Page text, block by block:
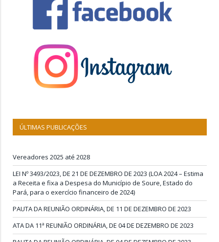
ÚLTIMAS PUBLICAÇÕES
Vereadores 2025 até 2028
LEI Nº 3493/2023, DE 21 DE DEZEMBRO DE 2023 (LOA 2024 – Estima
a Receita e fixa a Despesa do Município de Soure, Estado do
Pará, para o exercício financeiro de 2024)
PAUTA DA REUNIÃO ORDINÁRIA, DE 11 DE DEZEMBRO DE 2023
ATA DA 11ª REUNIÃO ORDINÁRIA, DE 04 DE DEZEMBRO DE 2023